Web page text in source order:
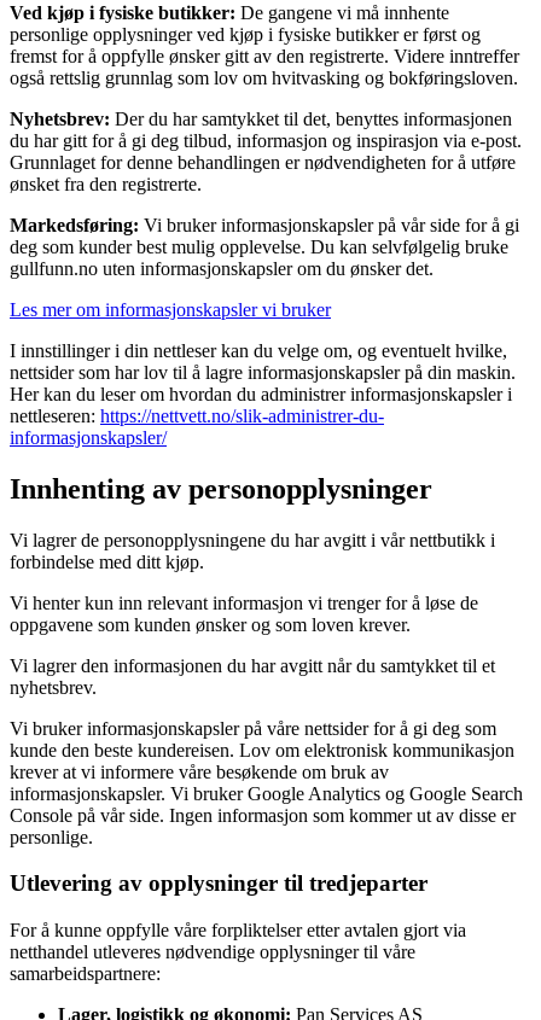
Ved kjøp i fysiske butikker: De gangene vi må innhente
personlige opplysninger ved kjøp i fysiske butikker er først og
fremst for å oppfylle ønsker gitt av den registrerte. Videre inntreffer
også rettslig grunnlag som lov om hvitvasking og bokføringsloven.
Nyhetsbrev: Der du har samtykket til det, benyttes informasjonen
du har gitt for å gi deg tilbud, informasjon og inspirasjon via e-post.
Grunnlaget for denne behandlingen er nødvendigheten for å utføre
ønsket fra den registrerte.
Markedsføring: Vi bruker informasjonskapsler på vår side for å gi
deg som kunder best mulig opplevelse. Du kan selvfølgelig bruke
gullfunn.no uten informasjonskapsler om du ønsker det.
Les mer om informasjonskapsler vi bruker
I innstillinger i din nettleser kan du velge om, og eventuelt hvilke,
nettsider som har lov til å lagre informasjonskapsler på din maskin.
Her kan du leser om hvordan du administrer informasjonskapsler i
nettleseren: https://nettvett.no/slik-administrer-du-
informasjonskapsler/
Innhenting av personopplysninger
Vi lagrer de personopplysningene du har avgitt i vår nettbutikk i
forbindelse med ditt kjøp.
Vi henter kun inn relevant informasjon vi trenger for å løse de
oppgavene som kunden ønsker og som loven krever.
Vi lagrer den informasjonen du har avgitt når du samtykket til et
nyhetsbrev.
Vi bruker informasjonskapsler på våre nettsider for å gi deg som
kunde den beste kundereisen. Lov om elektronisk kommunikasjon
krever at vi informere våre besøkende om bruk av
informasjonskapsler. Vi bruker Google Analytics og Google Search
Console på vår side. Ingen informasjon som kommer ut av disse er
personlige.
Utlevering av opplysninger til tredjeparter
For å kunne oppfylle våre forpliktelser etter avtalen gjort via
netthandel utleveres nødvendige opplysninger til våre
samarbeidspartnere:
Lager, logistikk og økonomi: Pan Services AS